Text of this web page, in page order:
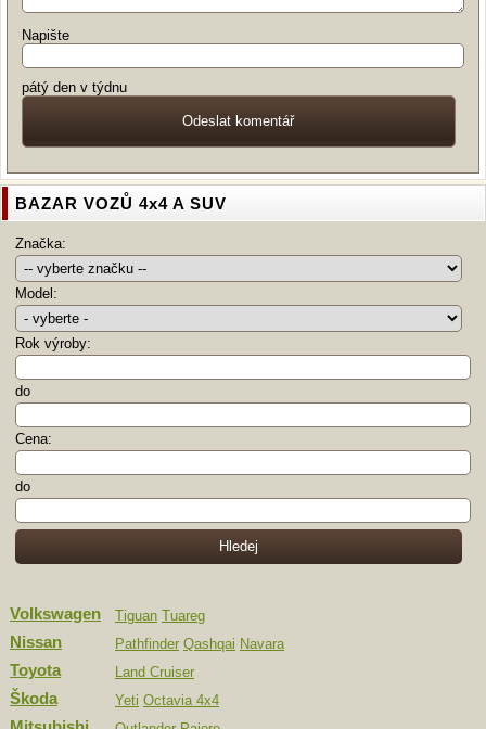
Napište
pátý den v týdnu
BAZAR VOZŮ 4x4 A SUV
Značka:
Model:
Rok výroby:
do
Cena:
do
Volkswagen Tiguan Tuareg
Nissan Pathfinder Qashqai Navara
Toyota Land Cruiser
Škoda Yeti Octavia 4x4